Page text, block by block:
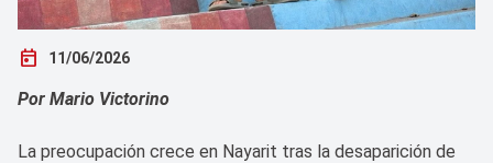
today 11/06/2026
Por Mario Victorino
La preocupación crece en Nayarit tras la desaparición de